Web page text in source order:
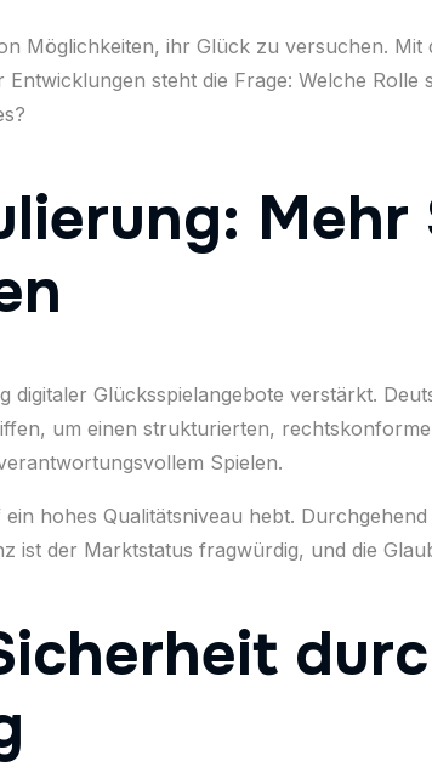
Möglichkeiten, ihr Glück zu versuchen. Mit
steht die Frage: Welche Rolle
Mehr
Glücksspielangebote verstärkt.
um einen strukturierten,
Spielen.
hohes Qualitätsniveau hebt.
ist der Marktstatus fragwürdig, und die